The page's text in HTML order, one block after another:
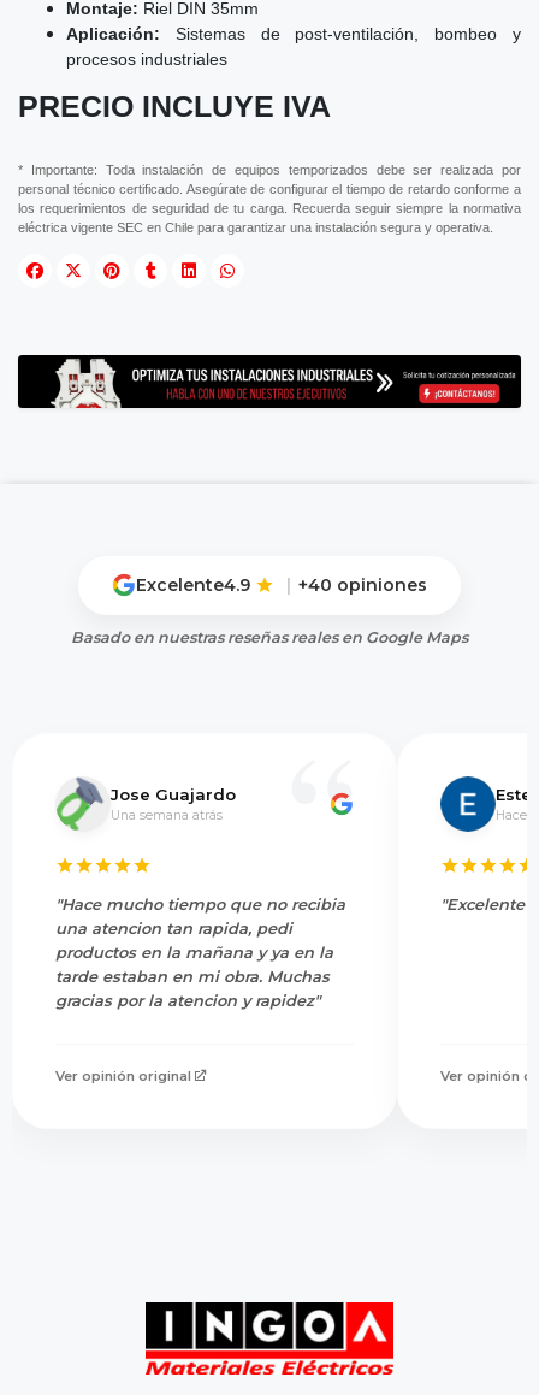
Montaje: Riel DIN 35mm
Aplicación: Sistemas de post-ventilación, bombeo y
procesos industriales
PRECIO INCLUYE IVA
* Importante: Toda instalación de equipos temporizados debe ser realizada por
personal técnico certificado. Asegúrate de configurar el tiempo de retardo conforme a
los requerimientos de seguridad de tu carga. Recuerda seguir siempre la normativa
eléctrica vigente SEC en Chile para garantizar una instalación segura y operativa.
Excelente4.9 | +40 opiniones
Basado en nuestras reseñas reales en Google Maps
Jose Guajardo
Una semana atrás
"Hace mucho tiempo que no recibia
una atencion tan rapida, pedi
productos en la mañana y ya en la
tarde estaban en mi obra. Muchas
gracias por la atencion y rapidez"
Ver opinión original
Hace
"Excelente
Ver opinión